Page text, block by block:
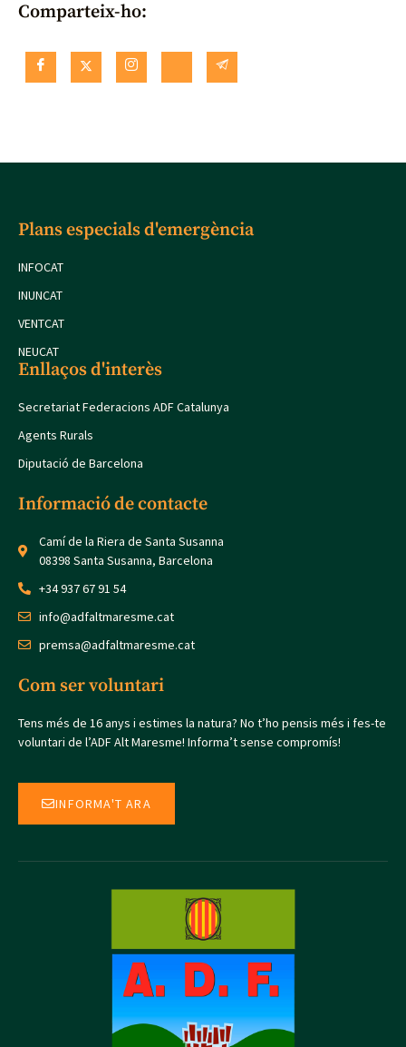
Comparteix-ho:
Plans especials d'emergència
INFOCAT
INUNCAT
VENTCAT
NEUCAT
Enllaços d'interès
Secretariat Federacions ADF Catalunya
Agents Rurals
Diputació de Barcelona
Informació de contacte
Camí de la Riera de Santa Susanna
08398 Santa Susanna, Barcelona
+34 937 67 91 54
info@adfaltmaresme.cat
premsa@adfaltmaresme.cat
Com ser voluntari
Tens més de 16 anys i estimes la natura? No t’ho pensis més i fes-te
voluntari de l’ADF Alt Maresme! Informa’t sense compromís!
INFORMA'T ARA